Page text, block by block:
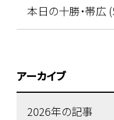
本日の十勝・帯広
アーカイブ
2026年の記事